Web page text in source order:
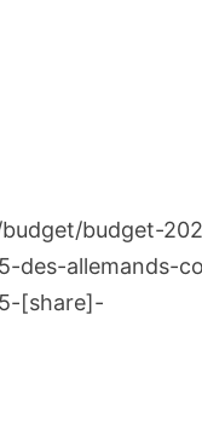
budget-
des-allemands-
[share]-